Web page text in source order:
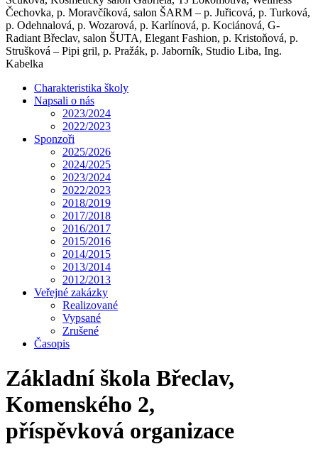
Čechovka, p. Moravčíková, salon ŠARM – p. Juřicová, p. Turková,
p. Odehnalová, p. Wozarová, p. Karlínová, p. Kociánová, G-
Radiant Břeclav, salon ŠUTA, Elegant Fashion, p. Kristoňová, p.
Strušková – Pipi gril, p. Pražák, p. Jaborník, Studio Liba, Ing.
Kabelka
Charakteristika školy
Napsali o nás
2023/2024
2022/2023
Sponzoři
2025/2026
2024/2025
2023/2024
2022/2023
2018/2019
2017/2018
2016/2017
2015/2016
2014/2015
2013/2014
2012/2013
Veřejné zakázky
Realizované
Vypsané
Zrušené
Časopis
Základní škola Břeclav,
Komenského 2,
příspěvková organizace